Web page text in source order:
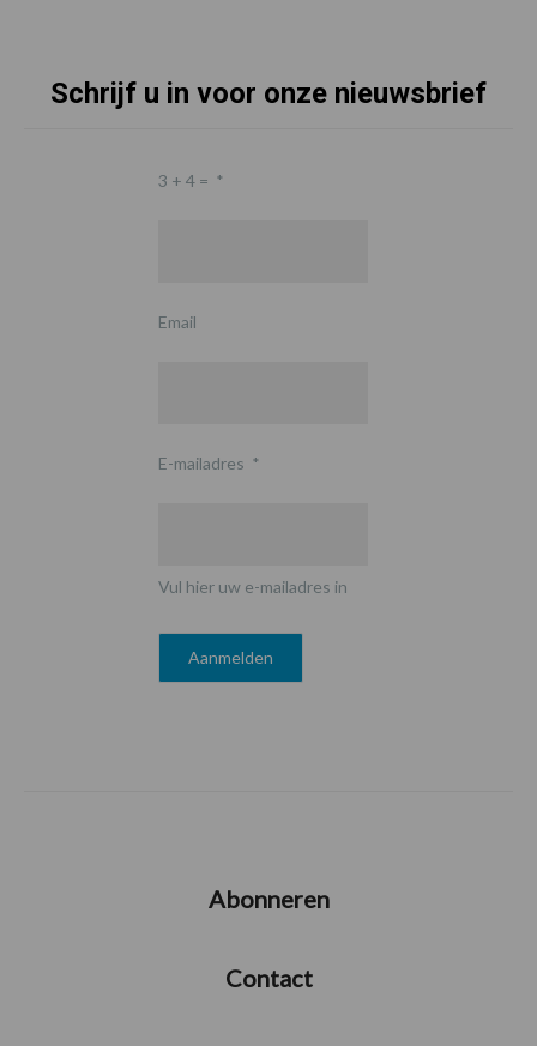
Schrijf u in voor onze nieuwsbrief
3 + 4 = *
Email
E-mailadres *
Vul hier uw e-mailadres in
Abonneren
Contact